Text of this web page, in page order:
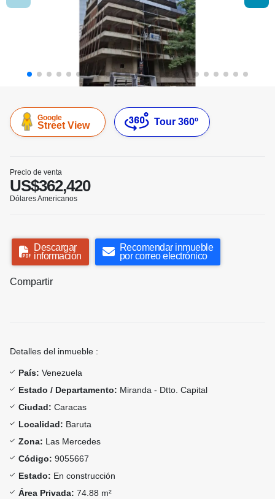
Google
Street View Tour 360º
Precio de venta
US$362,420
Dólares Americanos
Descargar
información
Recomendar inmueble
por correo electrónico
Compartir
Detalles del inmueble :
País: Venezuela
Estado / Departamento: Miranda - Dtto. Capital
Ciudad: Caracas
Localidad: Baruta
Zona: Las Mercedes
Código: 9055667
Estado: En construcción
Área Privada: 74.88 m²